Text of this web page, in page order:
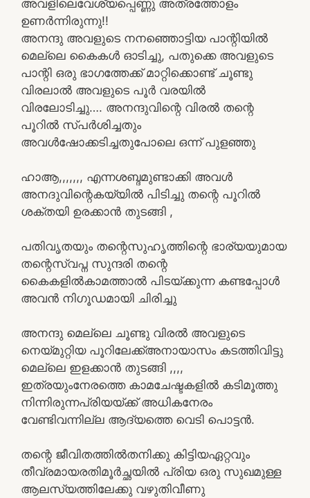
അവളിലെവേശ്യപ്പെണ്ണു അത്രത്തോളം
ഉണർന്നിരുന്നു!!
അനന്ദു അവളുടെ നനഞ്ഞൊട്ടിയ പാന്റിയിൽ
മെല്ലെ കൈകൾ ഓടിച്ചു, പതുക്കെ അവളുടെ
പാന്റി ഒരു ഭാഗത്തേക്ക് മാറ്റിക്കൊണ്ട് ചൂണ്ടു
വിരലാൽ അവളുടെ പൂർ വരയിൽ
വിരലോടിച്ചു…. അനന്ദുവിന്റെ വിരൽ തന്റെ
പൂറിൽ സ്പർശിച്ചതും
അവൾഷോക്കടിച്ചതുപോലെ ഒന്ന് പുളഞ്ഞു
ഹാആ,,,,,,, എന്നശബ്ദമുണ്ടാക്കി അവൾ
അനദുവിന്റെകയ്യിൽ പിടിച്ചു തന്റെ പൂറിൽ
ശക്തയി ഉരക്കാൻ തുടങ്ങി ,
പതിവൃതയും തന്റെസുഹൃത്തിന്റെ ഭാര്യയുമായ
തന്റെസ്വപ്ന സുന്ദരി തന്റെ
കൈകളിൽകാമത്താൽ പിടയ്ക്കുന്ന കണ്ടപ്പോൾ
അവൻ നിഗൂഡമായി ചിരിച്ചു
അനന്ദു മെല്ലെ ചൂണ്ടു വിരൽ അവളുടെ
നെയ്മുറ്റിയ പൂറിലേക്ക്അനായാസം കടത്തിവിട്ടു
മെല്ലെ ഇളക്കാൻ തുടങ്ങി ,,,,
ഇത്രയുംനേരത്തെ കാമചേഷ്ടകളിൽ കടിമൂത്തു
നിന്നിരുന്നപ്രിയയ്ക്ക് അധികനേരം
വേണ്ടിവന്നില്ല ആദ്യത്തെ വെടി പൊട്ടൻ.
തന്റെ ജീവിതത്തിൽതനിക്കു കിട്ടിയഏറ്റവും
തീവ്രമായരതിമൂർച്ഛയിൽ പ്രിയ ഒരു സുഖമുള്ള
ആലസ്യത്തിലേക്കു വഴുതിവീണു